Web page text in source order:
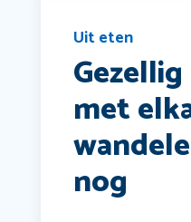
Uit eten
met
nog